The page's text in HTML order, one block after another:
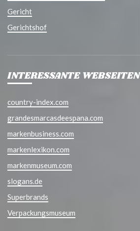
Gericht
Gerichtshof
INTERESSANTE WEBSEITEN
country-index.com
grandesmarcasdeespana.com
markenbusiness.com
markenlexikon.com
markenmuseum.com
slogans.de
Superbrands
Verpackungsmuseum